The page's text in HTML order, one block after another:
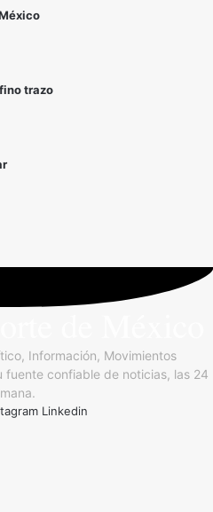
trazo
Información, Movimientos
fuente confiable de noticias, las 24
Linkedin